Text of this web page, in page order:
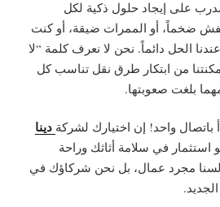
على إيجاد حلول ذكية لكل
ضخماً، أو الممرات ضيقة، أو كنت
الحل دائماً. نحن لا نعرف كلمة “لا
مكنتنا من ابتكار طرق نقل تناسب كل
بلغت صعوبتها.
باتصال واحد! إن اختيارك لشركة دينا
استثمار في سلامة أثاثك وراحة
لسنا مجرد عمال، بل نحن شركاؤك في